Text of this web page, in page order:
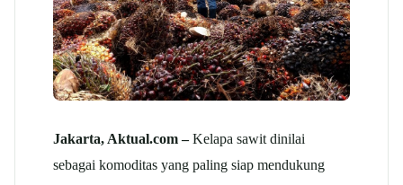
Jakarta, Aktual.com –Kelapa sawit dinilai
sebagai komoditas yang paling siap mendukung